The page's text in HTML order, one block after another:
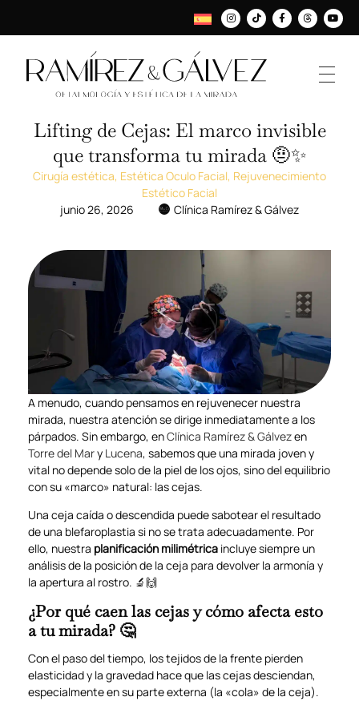
Lifting de Cejas: El marco invisible
que transforma tu mirada 🤨✨
Cirugía estética, Estética Oculo Facial, Rejuvenecimiento
Estético Facial
junio 26, 2026
Clínica Ramírez & Gálvez
A menudo, cuando pensamos en rejuvenecer nuestra
mirada, nuestra atención se dirige inmediatamente a los
párpados. Sin embargo, enClínica Ramírez & Gálvezen
Torre del Mary Lucena, sabemos que una mirada joven y
vital no depende solo de la piel de los ojos, sino del equilibrio
con su «marco» natural: las cejas.
Una ceja caída o descendida puede sabotear el resultado
de una blefaroplastia si no se trata adecuadamente. Por
ello, nuestra planificación milimétrica incluye siempre un
análisis de la posición de la ceja para devolver la armonía y
la apertura al rostro. 🔬🙌
¿Por qué caen las cejas y cómo afecta esto
a tu mirada? 🤔
Con el paso del tiempo, los tejidos de la frente pierden
elasticidad y la gravedad hace que las cejas desciendan,
especialmente en su parte externa (la «cola» de la ceja).